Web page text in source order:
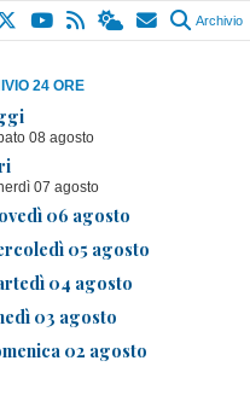
Archivio
24 ORE
08 agosto
07 agosto
06 agosto
05 agosto
04 agosto
03 agosto
02 agosto